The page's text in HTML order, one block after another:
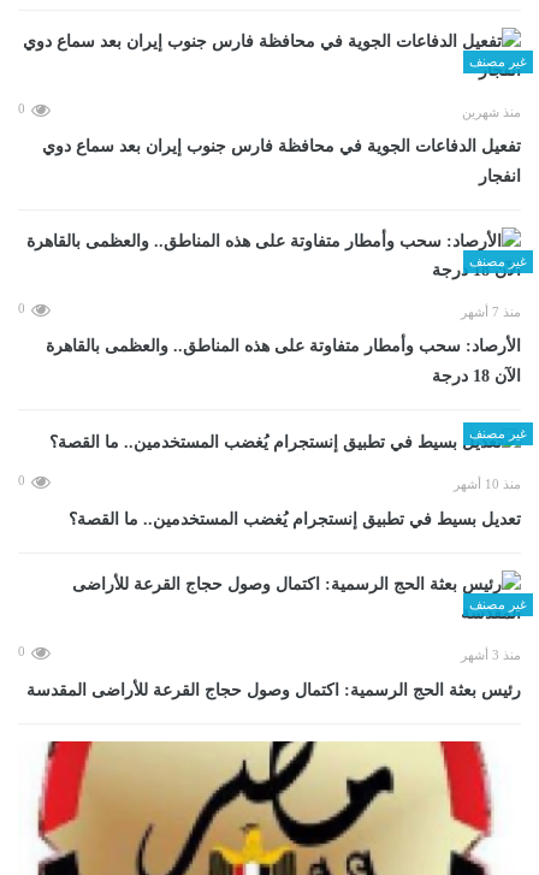
غير مصنف
منذ شهرين 0
تفعيل الدفاعات الجوية في محافظة فارس جنوب إيران بعد سماع دوي
انفجار
غير مصنف
منذ 7 أشهر 0
الأرصاد: سحب وأمطار متفاوتة على هذه المناطق.. والعظمى بالقاهرة
الآن 18 درجة
غير مصنف
منذ 10 أشهر 0
تعديل بسيط في تطبيق إنستجرام يُغضب المستخدمين.. ما القصة؟
غير مصنف
منذ 3 أشهر 0
رئيس بعثة الحج الرسمية: اكتمال وصول حجاج القرعة للأراضى المقدسة